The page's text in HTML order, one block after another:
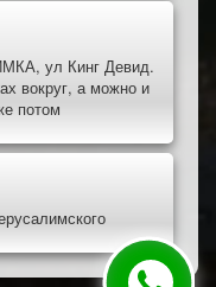
ул Кинг Девид.
вокруг, а можно и
потом